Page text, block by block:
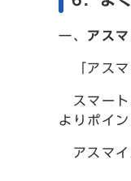
一、 アス
「アスマ
スマート
よりポイ
アスマイ